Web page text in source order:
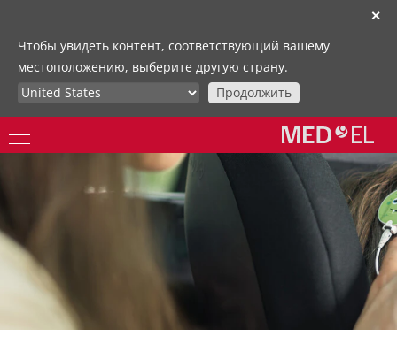
✕
Чтобы увидеть контент, соответствующий вашему
местоположению, выберите другую страну.
Продолжить